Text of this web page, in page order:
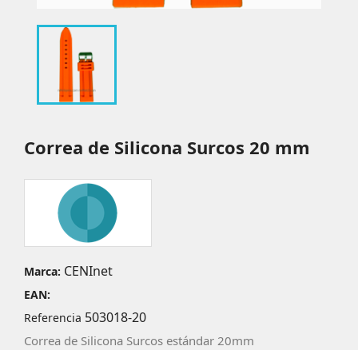
Correa de Silicona Surcos 20 mm
Marca: CENInet
EAN:
Referencia 503018-20
Correa de Silicona Surcos estándar 20mm